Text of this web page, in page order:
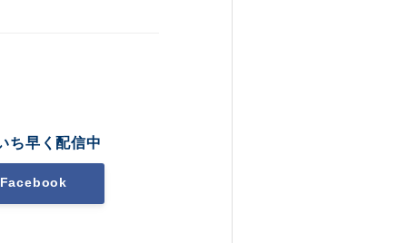
ち早く配信中
Facebook